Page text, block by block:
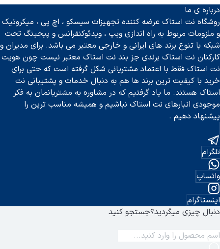
خرید بلندگو شیپوری تحت شبکه | لیست قیمت
درباره ی ما
روشگاه نت استاک عرضه کننده تجهیزات سیسکو ، اچ پی ، میکروتیک
و ملزومات مربوط به راه اندازی ویپ ، ویدئوکنفرانس و پیجینگ تحت
شبکه با تنوع برند های ایرانی و خارجی معتبر می باشد. برای مدیران و
کارکنان نت استاک برندی جز بند نت استاک معتبر نیست چون هویت
نت استاک فقط با اعتماد مشتریانی شکل گرفته است که حتی برای
خرید با کیفیت ترین برند ها هم به دنبال خدمات و پشتیبانی نت
استاک هستند. ما یاد گرفتیم که در مشاوره به مشتریانمان به فکر
موجودی انبارهای نت استاک نباشیم و همیشه مناسب ترین را
پیشنهاد دهیم .
تلگرام
واتساپ
اینستاگرام
دنبال چیزی میگردید؟جستجو کنید